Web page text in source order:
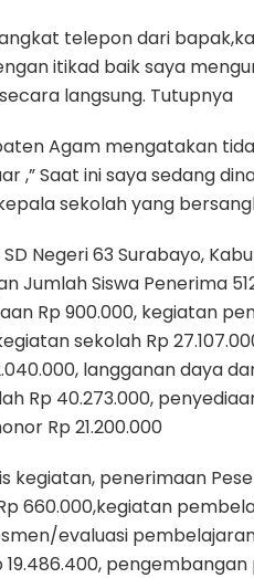
telepon dari
itikad baik saya
langsung. Tutupnya
Agam mengatakan
,” Saat ini saya sedang
sekolah yang
Negeri 63 Surabayo,
Jumlah Siswa Penerima
Rp 900.000, kegiatan
sekolah Rp
langganan daya
Rp 40.273.000,
Rp 21.200.000
kegiatan, penerimaan
660.000,kegiatan
evaluasi